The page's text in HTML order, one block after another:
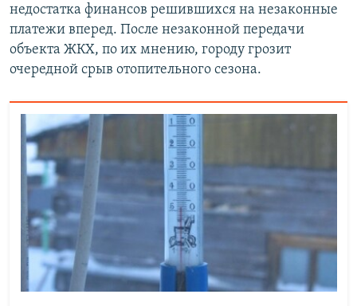
недостатка финансов решившихся на незаконные
платежи вперед. После незаконной передачи
объекта ЖКХ, по их мнению, городу грозит
очередной срыв отопительного сезона.